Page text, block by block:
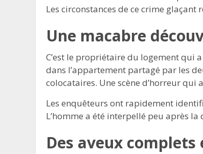
Les circonstances de ce crime
Une macabre
C’est le propriétaire du logement qui
dans l’appartement partagé par les
colocataires. Une scène d’horreur qui
Les enquêteurs ont rapidement
L’homme a été interpellé peu après la
Des aveux complets